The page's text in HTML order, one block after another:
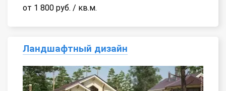
от 1 800 руб. / кв.м.
Ландшафтный дизайн